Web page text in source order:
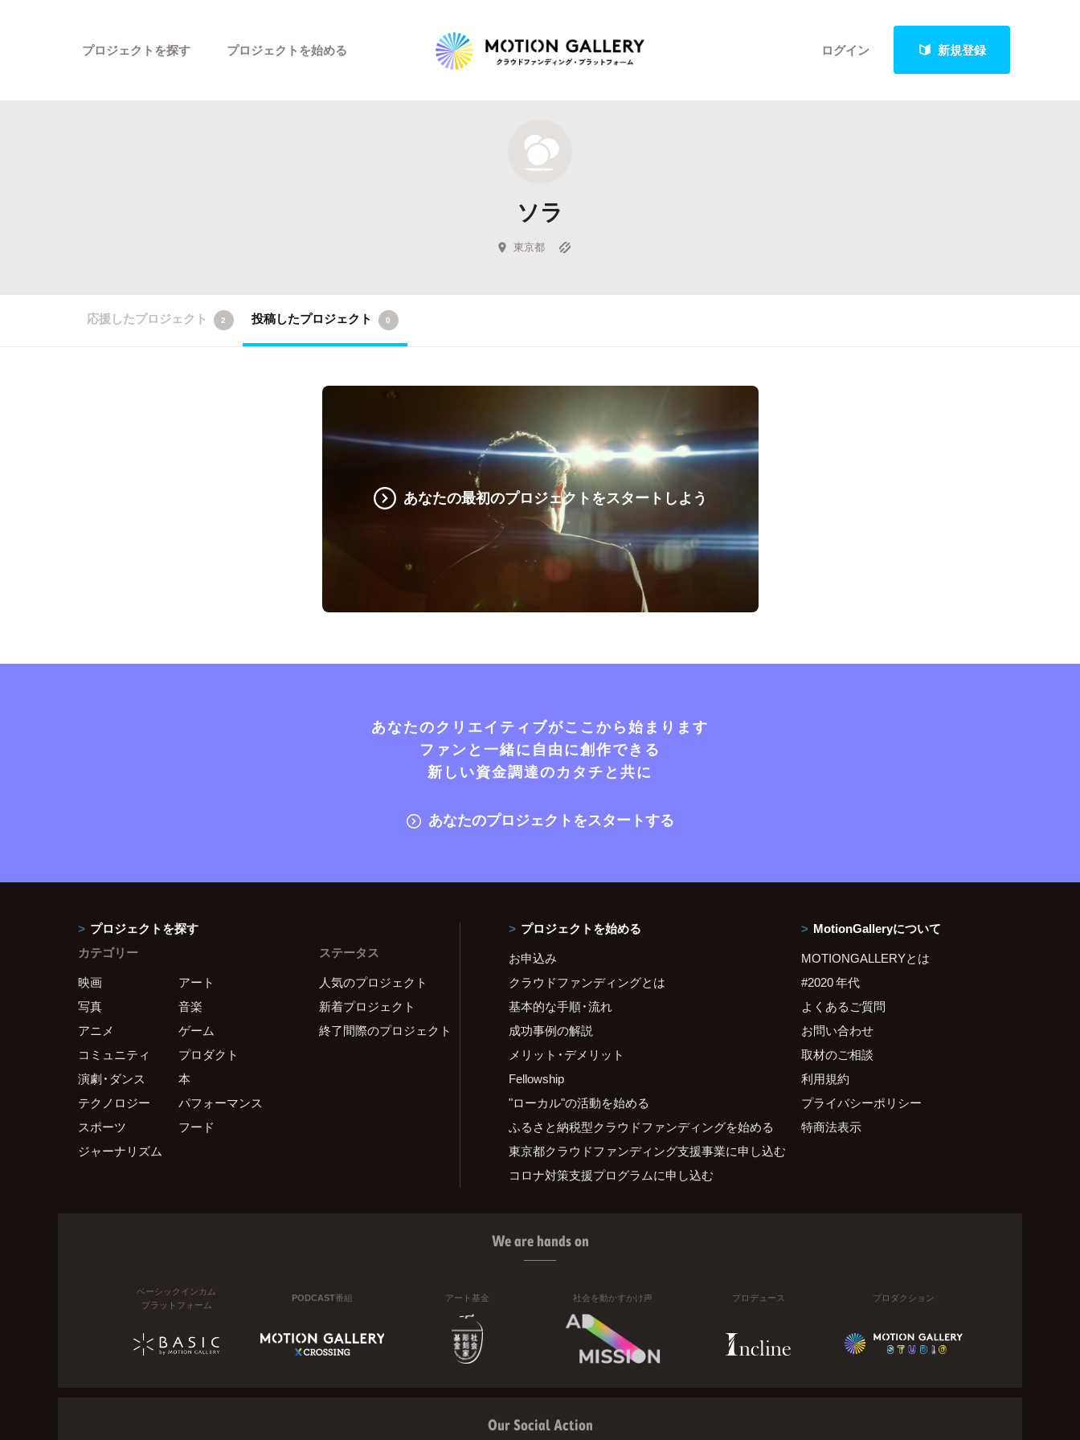
ログイン 新規登録
プロジェクトを探す
新着プロジェクト
Feature
キュレーターから探す
プロジェクトを始める
ソラ
東京都
応援したプロジェクト 2 投稿したプロジェクト 0
あなたの最初のプロジェクトをスタートしよう
あなたのクリエイティブがここから始まります
ファンと一緒に自由に創作できる
新しい資金調達のカタチと共に
あなたのプロジェクトをスタートする
プロジェクトを探す
カテゴリー
映画
アート
写真
音楽
アニメ
ゲーム
コミュニティ
プロダクト
演劇・ダンス
本
テクノロジー
パフォーマンス
スポーツ
フード
ジャーナリズム
ステータス
人気のプロジェクト
新着プロジェクト
終了間際のプロジェクト
プロジェクトを始める
お申込み
クラウドファンディングとは
基本的な手順・流れ
成功事例の解説
メリット・デメリット
Fellowship
"ローカル"の活動を始める
ふるさと納税型クラウドファンディングを始める
東京都クラウドファンディング支援事業に申し込む
コロナ対策支援プログラムに申し込む
MotionGalleryについて
MOTIONGALLERYとは
#2020 年代
よくあるご質問
お問い合わせ
取材のご相談
利用規約
プライバシーポリシー
特商法表示
We are hands on
ベーシックインカム
プラットフォーム
PODCAST番組 アート基金 社会を動かすかけ声 プロデュース プロダクション
Our Social Action